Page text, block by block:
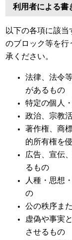
利用者による書
以下の各項に該
のブロック等を行
承ください。
法律、法令
があるもの
特定の個人
政治、宗教
著作権、商
的所有権を
広告、宣伝
るもの
人種・思想
の
公の秩序ま
虚偽や事実
させるもの